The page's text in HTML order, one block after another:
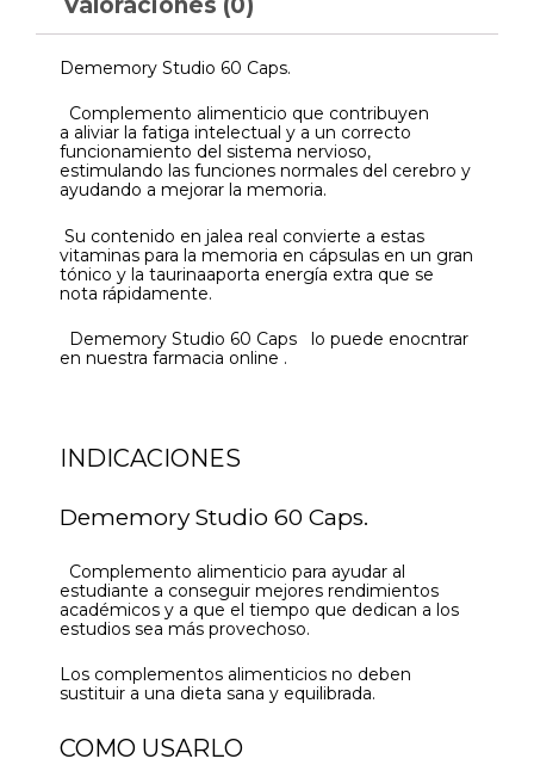
Dememory Studio 60 Caps.
Complemento alimenticio que contribuyen
a aliviar la fatiga intelectual y a un correcto
funcionamiento del sistema nervioso,
estimulando las funciones normales del cerebro y
ayudando a mejorar la memoria.
Su contenido en jalea real convierte a estas
vitaminas para la memoria en cápsulas en un gran
tónico y la taurinaaporta energía extra que se
nota rápidamente.
Dememory Studio 60 Caps lo puede enocntrar
en nuestra farmacia online .
INDICACIONES
Dememory Studio 60 Caps.
Complemento alimenticio para ayudar al
estudiante a conseguir mejores rendimientos
académicos y a que el tiempo que dedican a los
estudios sea más provechoso.
Los complementos alimenticios no deben
sustituir a una dieta sana y equilibrada.
COMO USARLO